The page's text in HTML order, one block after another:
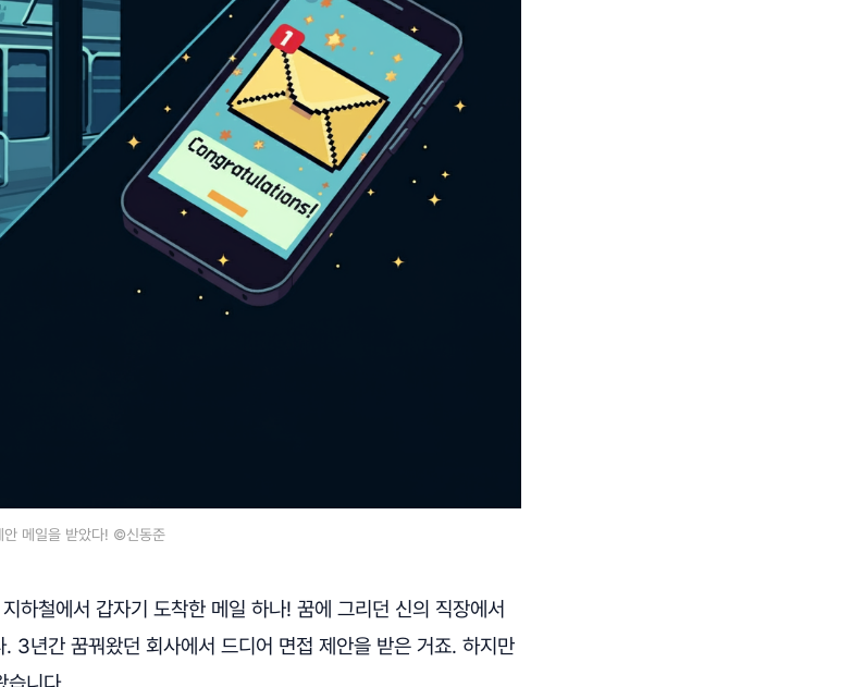
안 메일을 받았다! ©신동준
하철에서 갑자기 도착한 메일 하나! 꿈에 그리던 신의 직장에서
3년간 꿈꿔왔던 회사에서 드디어 면접 제안을 받은 거죠. 하지만